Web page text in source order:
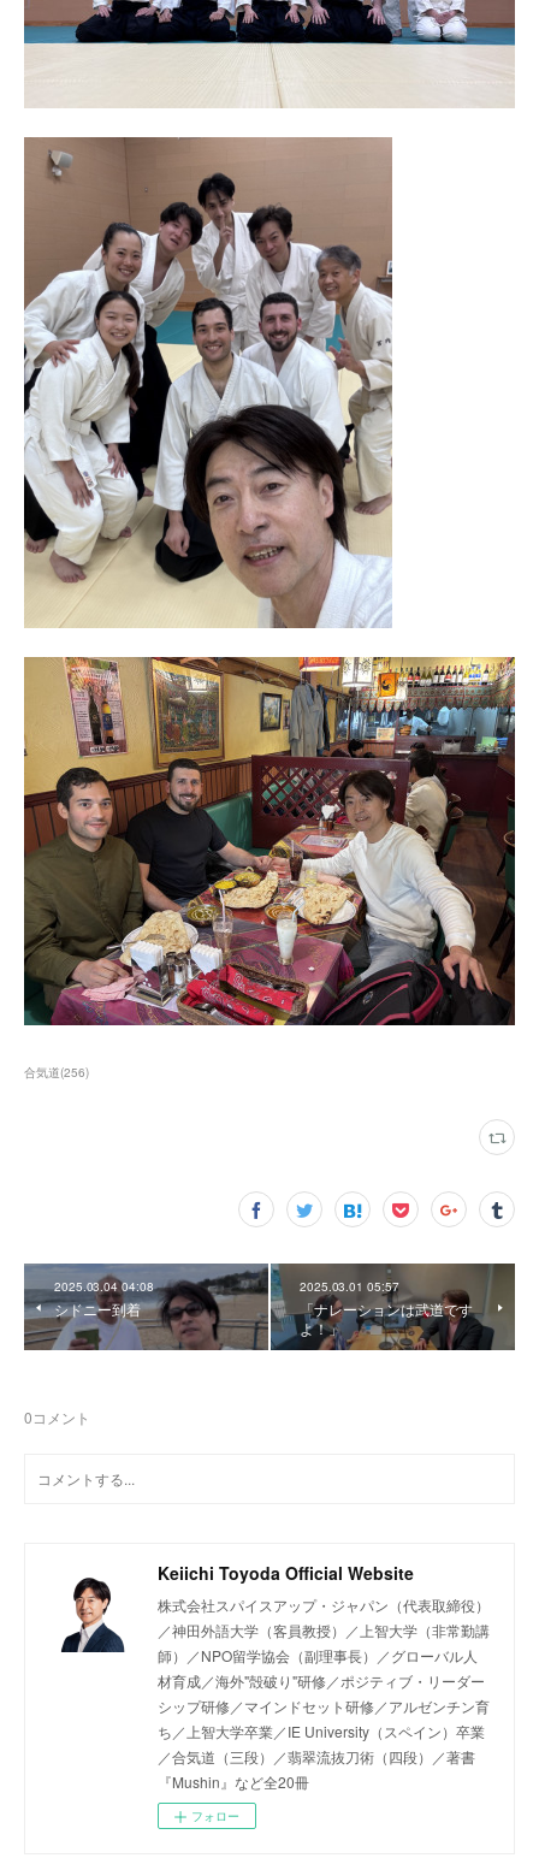
合気道(256)
2025.03.04 04:08
シドニー到着
2025.03.01 05:57
「ナレーションは武道です
よ！」
0コメント
Keiichi Toyoda Official Website
株式会社スパイスアップ・ジャパン（代表取締役）
／神田外語大学（客員教授）／上智大学（非常勤講
師）／NPO留学協会（副理事長）／グローバル人
材育成／海外"殻破り"研修／ポジティブ・リーダー
シップ研修／マインドセット研修／アルゼンチン育
ち／上智大学卒業／IE University（スペイン）卒業
／合気道（三段）／翡翠流抜刀術（四段）／著書
『Mushin』など全20冊
フォロー